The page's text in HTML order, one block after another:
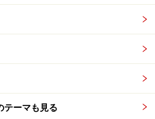
提供を目的としており、特定の金融
的なご判断はご自身の責任において
ついては十分に配慮しております
ではなく、これに基づく損失・損害
任を負いません。
テーマも見る